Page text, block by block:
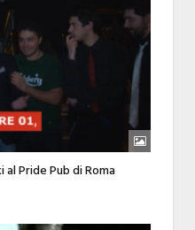
al Pride Pub di Roma